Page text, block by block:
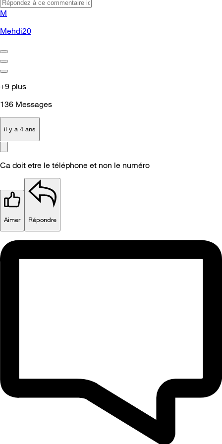
M
Mehdi20
+9 plus
136 Messages
il y a 4 ans
Ca doit etre le téléphone et non le numéro
Aimer Répondre